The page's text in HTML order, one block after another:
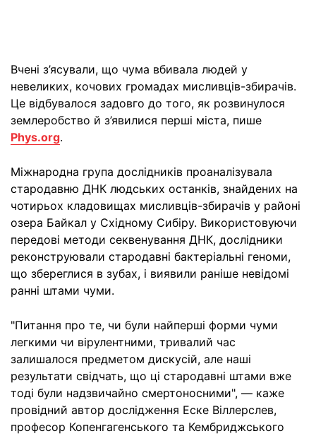
Вчені з’ясували, що чума вбивала людей у
невеликих, кочових громадах мисливців-збирачів.
Це відбувалося задовго до того, як розвинулося
землеробство й з’явилися перші міста, пише
Phys.org.
Міжнародна група дослідників проаналізувала
стародавню ДНК людських останків, знайдених на
чотирьох кладовищах мисливців-збирачів у районі
озера Байкал у Східному Сибіру. Використовуючи
передові методи секвенування ДНК, дослідники
реконструювали стародавні бактеріальні геноми,
що збереглися в зубах, і виявили раніше невідомі
ранні штами чуми.
"Питання про те, чи були найперші форми чуми
легкими чи вірулентними, тривалий час
залишалося предметом дискусій, але наші
результати свідчать, що ці стародавні штами вже
тоді були надзвичайно смертоносними", — каже
провідний автор дослідження Еске Віллерслев,
професор Копенгагенського та Кембриджського